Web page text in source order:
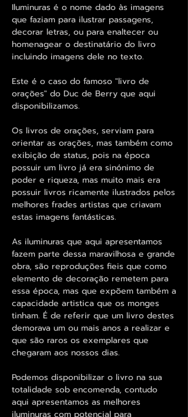
Iluminuras é o nome dado às imagens
que faziam para ilustrar passagens,
decorar letras, ou para enaltecer ou
homenagear o destinatário do livro
incluindo imagens dele no texto.
Este é o caso do famoso "livro de
orações" do Duc de Berry que aqui
disponibilizamos.
Os livros de orações, serviam para
orientar as orações, mas também como
exibição de status, pois na época
possuir um livro já era sinónimo de
poder e riqueza, mas muito mais era
possuir livros ricamente ilustrados pelos
melhores frades artistas que criavam
estas imagens fantásticas.
As iluminuras que aqui apresentamos
fazem parte dessa maravilhosa e grande
obra, são reproduções fieis que como
elemento de decoração remetem para
essa época, mas que expõem também a
capacidade artistica que os monges
tinham. É de referir que um livro destes
demorava um ou mais anos a realizar e
que são raros os exemplares que
chegaram aos nossos dias.
Podemos disponibilizar o livro na sua
totalidade sob encomenda, contudo
aqui apresentamos as melhores
iluminuras com potencial para